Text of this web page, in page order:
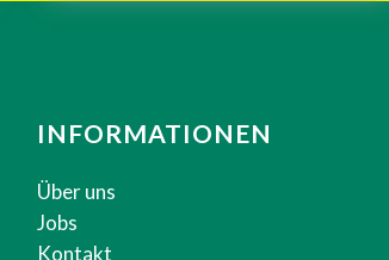
INFORMATIONEN
Über uns
Jobs
Kontakt